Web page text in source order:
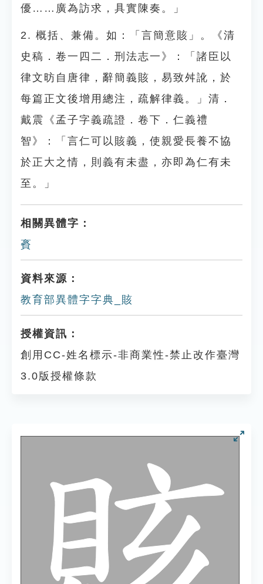
優……廣為訪求，具實陳奏。」
2. 概括、兼備。如：「言簡意賅」。《清
史稿．卷一四二．刑法志一》：「諸臣以
律文昉自唐律，辭簡義賅，易致舛訛，於
每篇正文後增用總注，疏解律義。」清．
戴震《孟子字義疏證．卷下．仁義禮
智》：「言仁可以賅義，使親愛長養不協
於正大之情，則義有未盡，亦即為仁有未
至。」
相關異體字：
賌
資料來源：
教育部異體字字典_賅
授權資訊：
創用CC-姓名標示-非商業性-禁止改作臺灣
3.0版授權條款